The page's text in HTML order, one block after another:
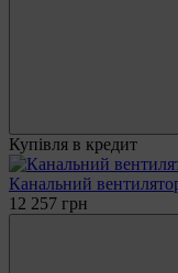
Купівля в кредит
Канальний
12 257 грн